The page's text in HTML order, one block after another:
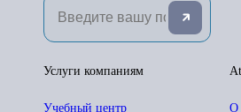
О
Услуги компаниям
Учебный центр